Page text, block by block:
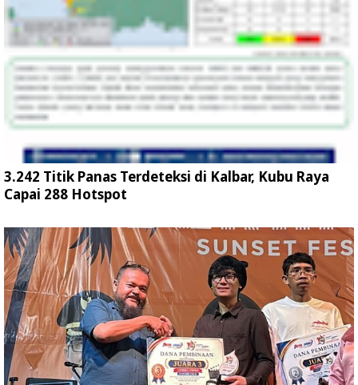
3.242 Titik Panas Terdeteksi di Kalbar, Kubu Raya
Capai 288 Hotspot